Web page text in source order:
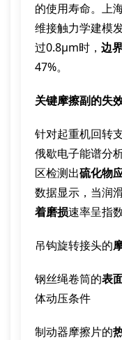
的使用寿命。上
维接触力学建模
过0.8μm时， 边
47%。
关键摩擦副的失
针对起重机回转
俄歇电子能谱分
区检测出硫化物
数据显示，当润
着磨损速率呈指
吊钩旋转接头的
钢丝绳卷筒的表
体动压条件
制动器摩擦片的